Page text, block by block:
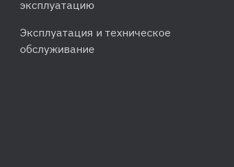
эксплуатацию
Эксплуатация и техническое
обслуживание